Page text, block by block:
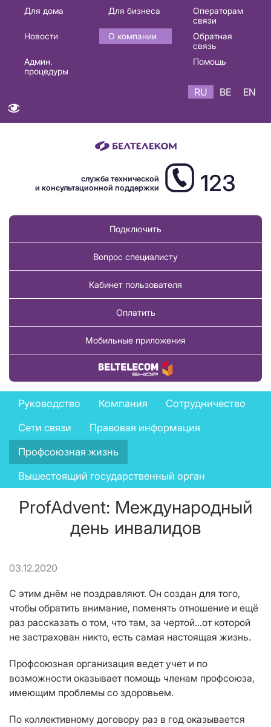
Основная
навигация
Для дома Для бизнеса
Операторам
связи
Новости
О компании
Обратная
связь
Админ.
процедуры
Помощь
RU BE EN
служба технической
и консультационной поддержки
123
Подключить
Вопрос специалисту
Кабинет пользователя
Оплатить
Мобильные приложения
Купить товар
Company
menu
Руководство Компания
Сотрудничество
Сети связи
Правовая информация
Профсоюзная жизнь
Вышестоящий государственный орган
ProfAdvent: Международный
день инвалидов
03.12.2020
С этим днём не поздравляют. Он создан для того,
чтобы обратить внимание, поменять отношение и ещё
раз рассказать о том, что там, за чертой...от которой
не застрахован никто, есть самая настоящая жизнь.
Профсоюзная организация ведет учет и по
возможности оказывает помощь членам профсоюза,
имеющим проблемы со здоровьем.
По коллективному договору раз в год оказывается